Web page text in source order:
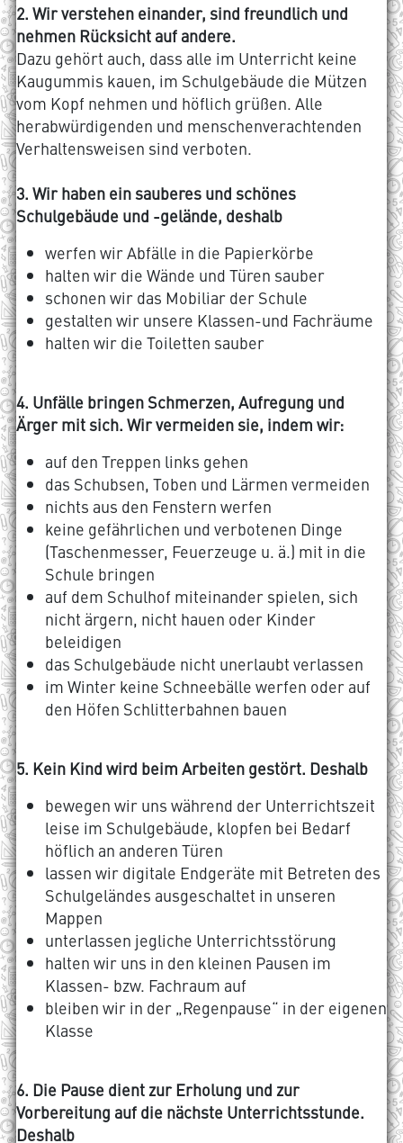
2. Wir verstehen einander, sind freundlich und
nehmen Rücksicht auf andere.
Dazu gehört auch, dass alle im Unterricht keine
Kaugummis kauen, im Schulgebäude die Mützen
vom Kopf nehmen und höﬂich grüßen. Alle
herabwürdigenden und menschenverachtenden
Verhaltensweisen sind verboten.
3. Wir haben ein sauberes und schönes
Schulgebäude und -gelände, deshalb
werfen wir Abfälle in die Papierkörbe
halten wir die Wände und Türen sauber
schonen wir das Mobiliar der Schule
gestalten wir unsere Klassen-und Fachräume
halten wir die Toiletten sauber
4. Unfälle bringen Schmerzen, Aufregung und
Ärger mit sich. Wir vermeiden sie, indem wir:
auf den Treppen links gehen
das Schubsen, Toben und Lärmen vermeiden
nichts aus den Fenstern werfen
keine gefährlichen und verbotenen Dinge
(Taschenmesser, Feuerzeuge u. ä.) mit in die
Schule bringen
auf dem Schulhof miteinander spielen, sich
nicht ärgern, nicht hauen oder Kinder
beleidigen
das Schulgebäude nicht unerlaubt verlassen
im Winter keine Schneebälle werfen oder auf
den Höfen Schlitterbahnen bauen
5. Kein Kind wird beim Arbeiten gestört. Deshalb
bewegen wir uns während der Unterrichtszeit
leise im Schulgebäude, klopfen bei Bedarf
höflich an anderen Türen
lassen wir digitale Endgeräte mit Betreten des
Schulgeländes ausgeschaltet in unseren
Mappen
unterlassen jegliche Unterrichtsstörung
halten wir uns in den kleinen Pausen im
Klassen- bzw. Fachraum auf
bleiben wir in der „Regenpause“ in der eigenen
Klasse
6. Die Pause dient zur Erholung und zur
Vorbereitung auf die nächste Unterrichtsstunde.
Deshalb